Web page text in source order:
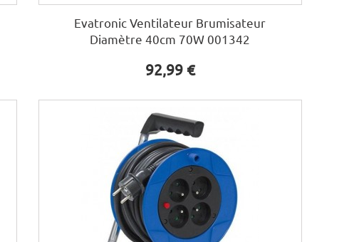
Evatronic Ventilateur Brumisateur
Diamètre 40cm 70W 001342
92,99 €